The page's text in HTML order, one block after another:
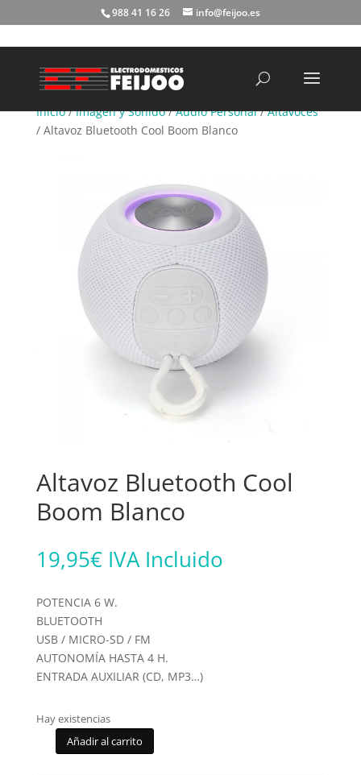
988 41 16 26 info@feijoo.es
Inicio/Imagen y Sonido/Audio Personal/Altavoces
/ Altavoz Bluetooth Cool Boom Blanco
Altavoz Bluetooth Cool
Boom Blanco
19,95€ IVA Incluido
POTENCIA 6 W.
BLUETOOTH
USB / MICRO-SD / FM
AUTONOMÍA HASTA 4 H.
ENTRADA AUXILIAR (CD, MP3…)
Hay existencias
Altavoz
Añadir al carrito